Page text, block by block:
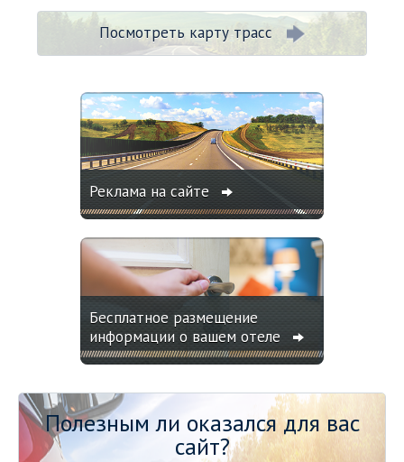
Посмотреть карту трасс
Реклама на сайте
Бесплатное размещение
информации о вашем отеле
Полезным ли оказался для вас
сайт?